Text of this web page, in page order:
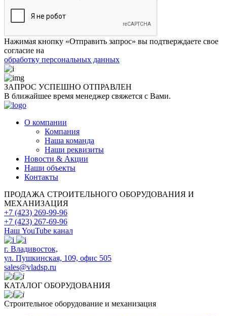
Нажимая кнопку «Отправить запрос» вы подтверждаете свое
согласие на
обработку персональных данных
ЗАПРОС УСПЕШНО ОТПРАВЛЕН
В ближайшее время менеджер свяжется с Вами.
О компании
Компания
Наша команда
Наши реквизиты
Новости & Акции
Наши объекты
Контакты
ПРОДАЖА СТРОИТЕЛЬНОГО ОБОРУДОВАНИЯ И
МЕХАНИЗАЦИЯ
+7 (423) 269-99-96
+7 (423) 267-69-96
Наш YouTube канал
​г. Владивосток,
ул. Пушкинская, 109, офис 505
sales@vladsp.ru
КАТАЛОГ ОБОРУДОВАНИЯ
Строительное оборудование и механизация